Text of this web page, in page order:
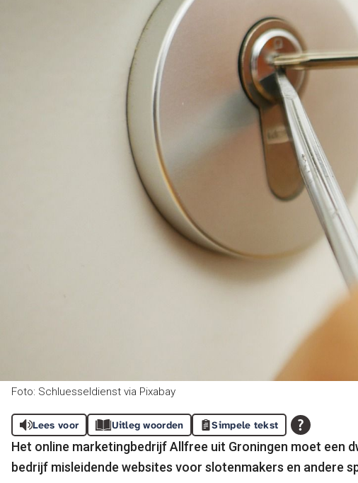
Foto: Schluesseldienst via Pixabay
Lees voor Uitleg woorden Simpele tekst
Het online marketingbedrijf Allfree uit Groningen moet een
bedrijf misleidende websites voor slotenmakers en andere